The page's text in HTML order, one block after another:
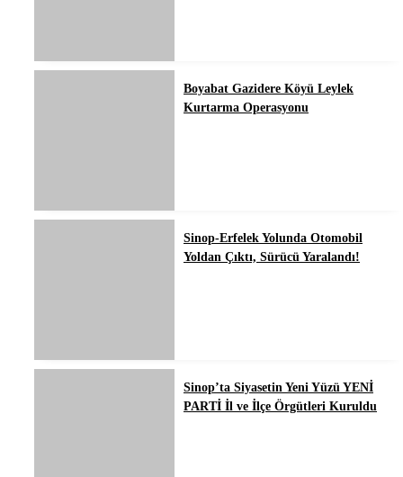
Boyabat Gazidere Köyü Leylek
Kurtarma Operasyonu
Sinop-Erfelek Yolunda Otomobil
Yoldan Çıktı, Sürücü Yaralandı!
Sinop’ta Siyasetin Yeni Yüzü YENİ
PARTİ İl ve İlçe Örgütleri Kuruldu